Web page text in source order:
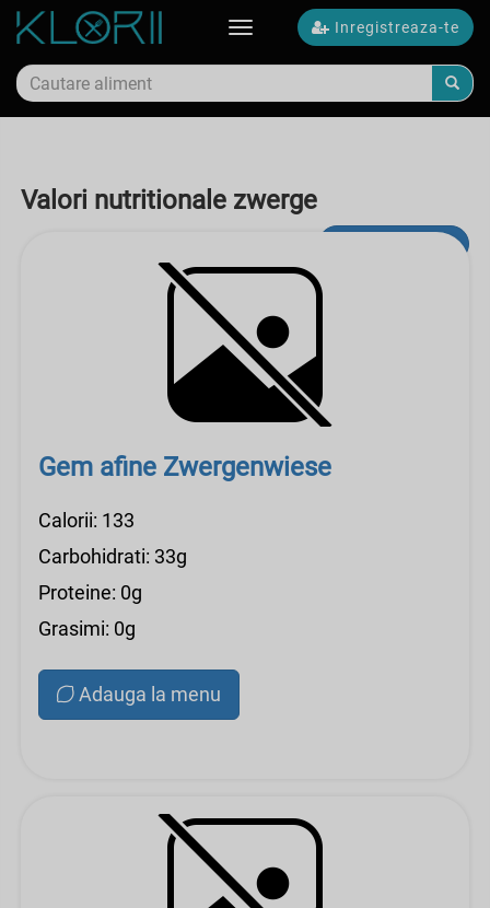
Inregistreaza-te
Toggle
Valori nutritionale zwerge
Gem afine Zwergenwiese
Calorii: 133
Carbohidrati: 33g
Proteine: 0g
Grasimi: 0g
Adauga la menu